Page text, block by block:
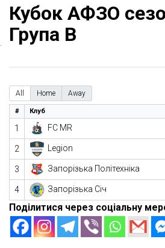
Кубок АФЗО
Група B
All Home Away
# Клуб
1 FC MR
2 Legion
3 Запорізька Політехніка
4 Запорізька Січ
Поділитися через соціальну